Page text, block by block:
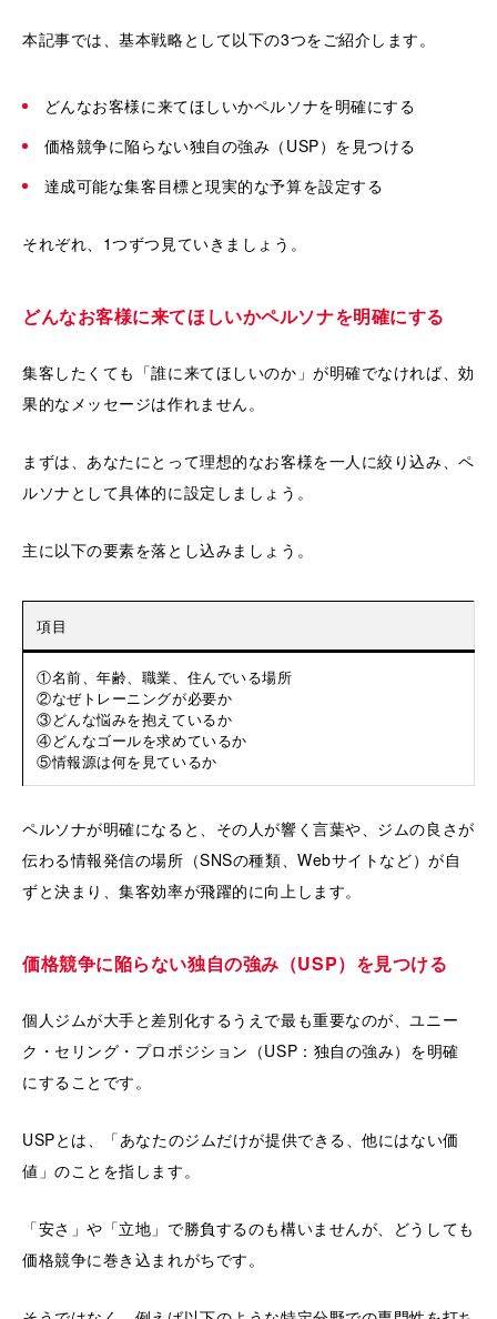
本記事では、基本戦略として以下の3つをご紹介します。
どんなお客様に来てほしいかペルソナを明確にする
価格競争に陥らない独自の強み（USP）を見つける
達成可能な集客目標と現実的な予算を設定する
それぞれ、1つずつ見ていきましょう。
どんなお客様に来てほしいかペルソナを明確にする
集客したくても「誰に来てほしいのか」が明確でなければ、効
果的なメッセージは作れません。
まずは、あなたにとって理想的なお客様を一人に絞り込み、ペ
ルソナとして具体的に設定しましょう。
主に以下の要素を落とし込みましょう。
項目
①名前、年齢、職業、住んでいる場所
②なぜトレーニングが必要か
③どんな悩みを抱えているか
④どんなゴールを求めているか
⑤情報源は何を見ているか
ペルソナが明確になると、その人が響く言葉や、ジムの良さが
伝わる情報発信の場所（SNSの種類、Webサイトなど）が自
ずと決まり、集客効率が飛躍的に向上します。
価格競争に陥らない独自の強み（USP）を見つける
個人ジムが大手と差別化するうえで最も重要なのが、ユニー
ク・セリング・プロポジション（USP：独自の強み）を明確
にすることです。
USPとは、「あなたのジムだけが提供できる、他にはない価
値」のことを指します。
「安さ」や「立地」で勝負するのも構いませんが、どうしても
価格競争に巻き込まれがちです。